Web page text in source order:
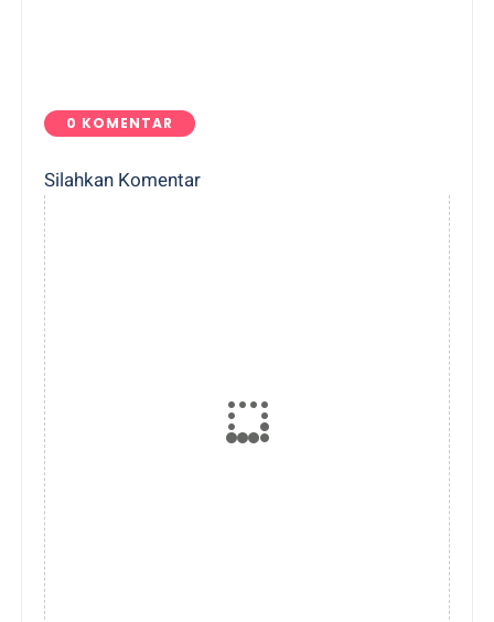
0 KOMENTAR
Silahkan Komentar